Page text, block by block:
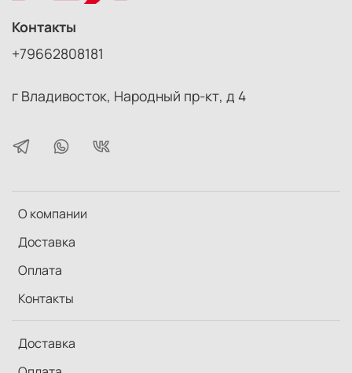
О компании
Доставка
Оплата
Контакты
Доставка
Контакты
+79662808181
г Владивосток, Народный пр-кт, д 4